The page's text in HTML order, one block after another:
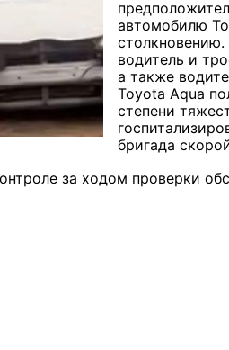
автомобилю
столкновению.
водитель и
а также
Toyota Aqua
степени
бригада
за ходом проверки